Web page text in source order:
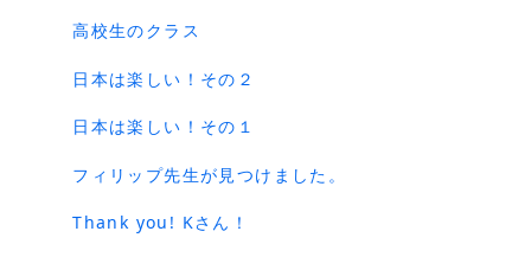
高校生のクラス
日本は楽しい！その２
日本は楽しい！その１
フィリップ先生が見つけました。
Thank you! Kさん！